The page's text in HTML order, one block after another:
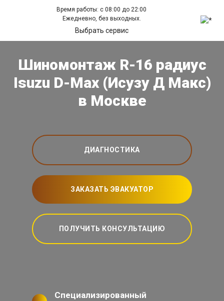
Время работы: с 08:00 до 22:00
Ежедневно, без выходных.
Выбрать сервис
Шиномонтаж R-16 радиус
Isuzu D-Max (Исузу Д Макс)
в Москве
ДИАГНОСТИКА
ЗАКАЗАТЬ ЭВАКУАТОР
ПОЛУЧИТЬ КОНСУЛЬТАЦИЮ
Специализированный